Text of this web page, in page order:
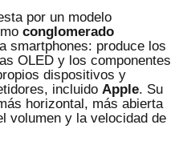
por un modelo
conglomerado
smartphones: produce los
OLED y los componentes
dispositivos y
incluido Apple. Su
horizontal, más abierta
volumen y la velocidad de